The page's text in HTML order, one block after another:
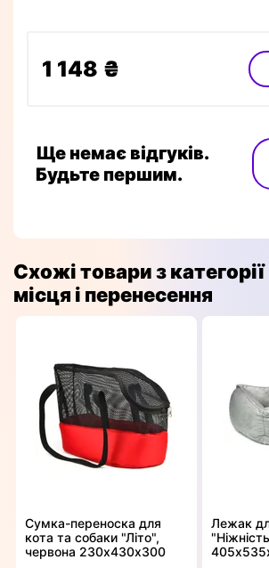
1 148 ₴
Ще немає відгуків.
Будьте першим.
Схожі товари з
місця і перенесення
Сумка-переноска для
кота та собаки "Літо",
червона 230х430х300
Лежак